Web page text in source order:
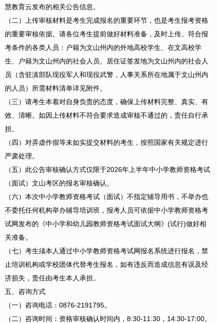
慧教育云发布的相关公告信息。
（二）上传审核材料是考生完成报名的重要环节，也是考生报考资格
的重要审核依据。请各位考生提前做好材料准备，及时上传。符合报
考条件的各类人员：户籍为文山州内的外地高校学生、在文高校学
生、户籍为文山州内的社会人员、居住证签发地为文山州内的社会人
员（含驻滇部队现役军人和现役武警，人事关系所在地属于文山州内
的人员）所需材料清单详见附件。
（三）请考生本着对自身负责的态度，确保上传材料完整、真实、有
效、清晰。如因上传材料不符合要求造成审核不通过的，责任自行承
担。
（四）对弄虚作假等未如实提交材料的考生，按照国家有关规定进行
严肃处理。
（五）此公告审核确认方式仅限于2026年上半年中小学教师资格考试
（面试）文山考区的报名审核确认。
（六）本次中小学教师资格考试（面试）不指定辅导用书，不举办也
不委托任何机构举办辅导培训班，报考人员可依据中小学教师资格考
试网发布的《中小学和幼儿园教师资格考试面试大纲》(试行)做好相
关准备。
（七）考生须本人通过中小学教师资格考试网报名系统进行报名，禁
止培训机构或学校团体代替考生报名，如有违反而造成信息有误及经
济损失，责任由考生本人承担。
五、咨询方式
（一）咨询电话：0876-2191795。
（二）咨询时间：资格审核确认时间内，8:30-11:30，14:30-17:00。